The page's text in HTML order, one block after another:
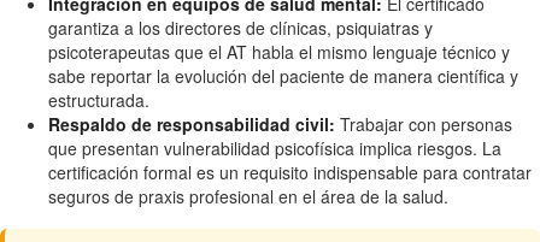
garantiza a los directores de clínicas, psiquiatras y
psicoterapeutas que el AT habla el mismo lenguaje técnico y
sabe reportar la evolución del paciente de manera científica y
estructurada.
Respaldo de responsabilidad civil: Trabajar con personas
que presentan vulnerabilidad psicofísica implica riesgos. La
certificación formal es un requisito indispensable para contratar
seguros de praxis profesional en el área de la salud.